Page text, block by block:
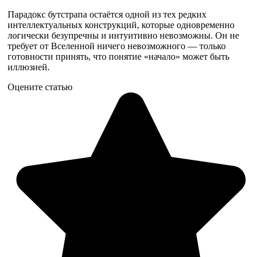
Парадокс бутстрапа остаётся одной из тех редких
интеллектуальных конструкций, которые одновременно
логически безупречны и интуитивно невозможны. Он не
требует от Вселенной ничего невозможного — только
готовности принять, что понятие «начало» может быть
иллюзией.
Оцените статью